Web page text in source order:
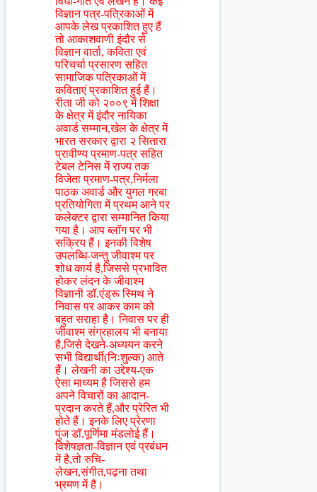
विज्ञान पत्र-पत्रिकाओं में
आपके लेख प्रकाशित हुए हैं
तो आकाशवाणी इंदौर से
विज्ञान वार्ता, कविता एवं
परिचर्चा प्रसारण सहित
सामाजिक पत्रिकाओं में
कविताएं प्रकाशित हुई हैं।
रीता जी को २००९ में शिक्षा
के क्षेत्र में इंदौर नायिका
अवार्ड सम्मान,खेल के क्षेत्र में
भारत सरकार द्वारा २ सितारा
प्रावीण्य प्रमाण-पत्र सहित
टेबल टेनिस में राज्य तक
विजेता प्रमाण-पत्र,निर्मला
पाठक अवार्ड और युगल गरबा
प्रतियोगिता में प्रथम आने पर
कलेक्टर द्वारा सम्मानित किया
गया है। आप ब्लॉग पर भी
सक्रिय हैं। इनकी विशेष
उपलब्धि-जन्तु जीवाश्म पर
शोध कार्य है,जिससे प्रभावित
होकर लंदन के जीवाश्म
विज्ञानी डॉ.एंड्रू स्मिथ ने
निवास पर आकर काम को
बहुत सराहा है। निवास पर ही
जीवाश्म संग्रहालय भी बनाया
है,जिसे देखने-अध्ययन करने
सभी विद्यार्थी(निःशुल्क) आते
हैं। लेखनी का उद्देश्य-एक
ऐसा माध्यम है जिससे हम
अपने विचारों का आदान-
प्रदान करते हैं,और प्रेरित भी
होते हैं। इनके लिए प्रेरणा
पुंज डॉ.पूर्णिमा मंडलोई हैं।
विशेषज्ञता-विज्ञान एवं प्रबंधन
में है,तो रुचि-
लेखन,संगीत,पढ़ना तथा
भ्रमण में है।